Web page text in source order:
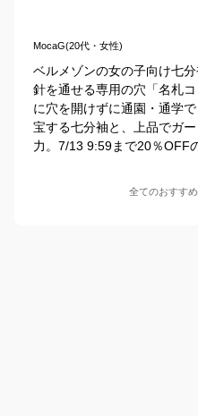
MocaG(20代・女性)
ベルメゾンの女の子向け七
針を通せる専用の穴「名札
に穴を開けずに通園・通学
宝する七分袖と、上品でガ
力。7/13 9:59まで20％OFF
全てのおすす